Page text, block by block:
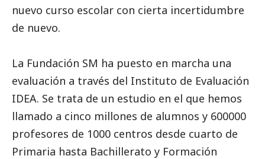
nuevo curso escolar con cierta incertidumbre
de nuevo.
La Fundación SM ha puesto en marcha una
evaluación a través del Instituto de Evaluación
IDEA. Se trata de un estudio en el que hemos
llamado a cinco millones de alumnos y 600000
profesores de 1000 centros desde cuarto de
Primaria hasta Bachillerato y Formación